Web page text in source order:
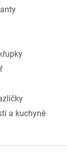
a kuchyně